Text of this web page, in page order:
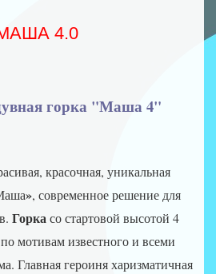
4.0
горка "Маша 4"
красочная, уникальная
», современное решение для
Горкасо стартовой высотой 4
мотивам известного и всеми
Главная героиня харизматичная